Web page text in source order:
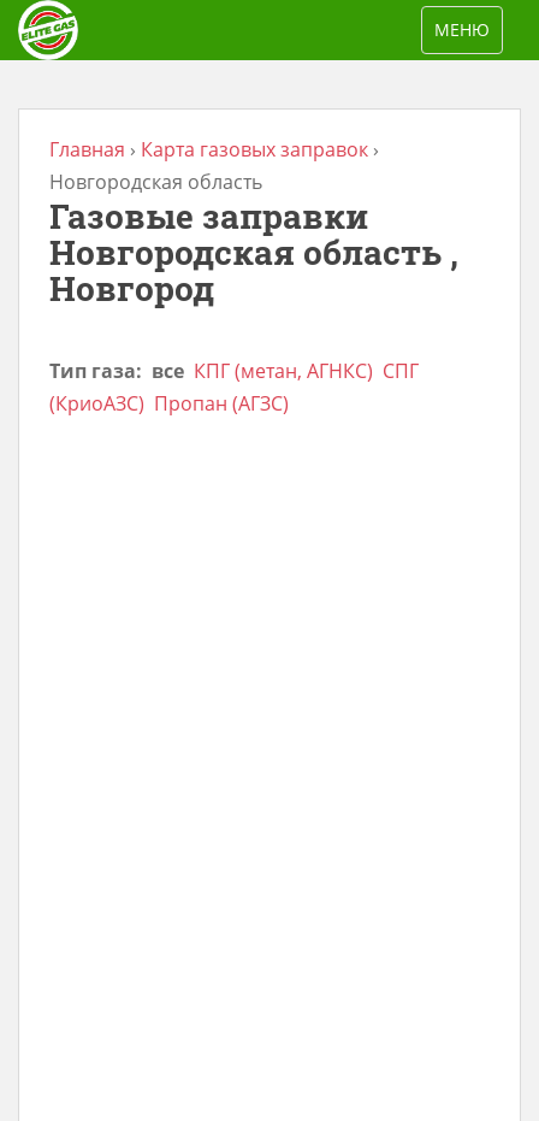
TOGGLE
МЕНЮ
Главная › Карта газовых заправок ›
Новгородская область
Газовые заправки
Новгородская область ,
Новгород
Тип газа: все КПГ (метан, АГНКС) СПГ
(КриоАЗС) Пропан (АГЗС)